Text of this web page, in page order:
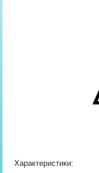
Характеристики: